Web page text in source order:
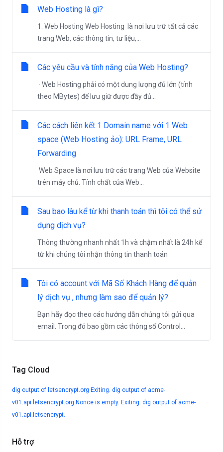
Tag Cloud
dig output of letsencrypt.org Exiting. dig output of acme-
v01.api.letsencrypt.org Nonce is empty. Exiting. dig output of acme-
v01.api.letsencrypt.
Hỗ trợ
Web Hosting là gì?
1. Web Hosting Web Hosting là nơi lưu trữ tất cả các
trang Web, các thông tin, tư liệu,...
Các yêu cầu và tính năng của Web Hosting?
· Web Hosting phải có một dung lượng đủ lớn (tính
theo MBytes) để lưu giữ được đầy đủ...
Các cách liên kết 1 Domain name với 1 Web
space (Web Hosting ảo): URL Frame, URL
Forwarding
Web Space là nơi lưu trữ các trang Web của Website
trên máy chủ. Tính chất của Web...
Sau bao lâu kể từ khi thanh toán thì tôi có thể sử
dụng dịch vụ?
Thông thường nhanh nhất 1h và chậm nhất là 24h kể
từ khi chúng tôi nhận thông tin thanh toán
Tôi có account với Mã Số Khách Hàng để quản
lý dịch vụ , nhưng làm sao để quản lý?
Bạn hãy đọc theo các hướng dẫn chúng tôi gửi qua
email. Trong đó bao gồm các thông số Control...